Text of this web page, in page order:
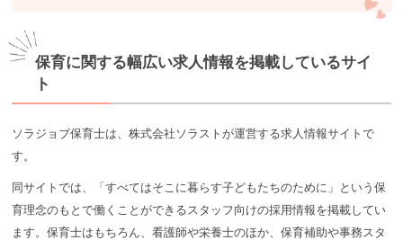
保育に関する幅広い求人情報を掲載しているサイ
ト
ソラジョブ保育士は、株式会社ソラストが運営する求人情報サイトで
す。
同サイトでは、「すべてはそこに暮らす子どもたちのために」という保
育理念のもとで働くことができるスタッフ向けの採用情報を掲載してい
ます。保育士はもちろん、看護師や栄養士のほか、保育補助や事務スタ